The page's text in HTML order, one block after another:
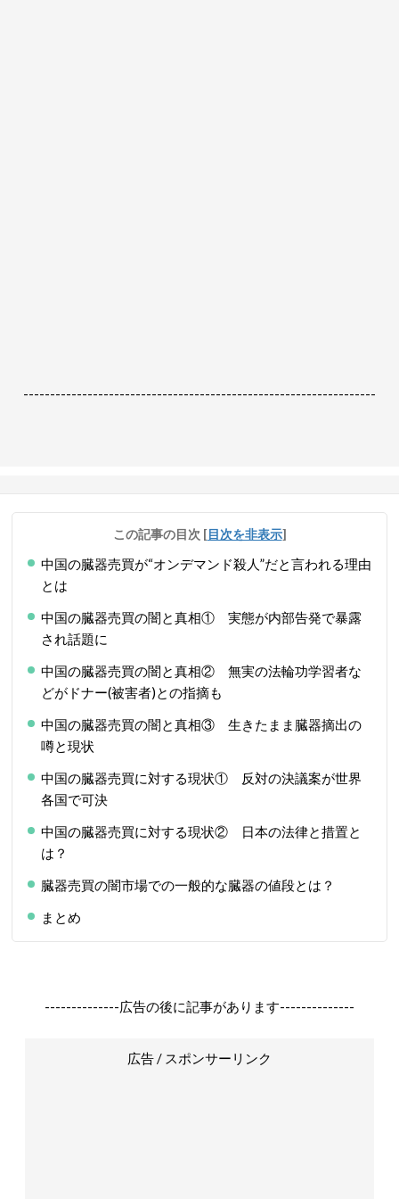
------------------------------------------------------------------
この記事の目次 [目次を非表示]
中国の臓器売買が“オンデマンド殺人”だと言われる理由
とは
中国の臓器売買の闇と真相① 実態が内部告発で暴露
され話題に
中国の臓器売買の闇と真相② 無実の法輪功学習者な
どがドナー(被害者)との指摘も
中国の臓器売買の闇と真相③ 生きたまま臓器摘出の
噂と現状
中国の臓器売買に対する現状① 反対の決議案が世界
各国で可決
中国の臓器売買に対する現状② 日本の法律と措置と
は？
臓器売買の闇市場での一般的な臓器の値段とは？
まとめ
--------------広告の後に記事があります--------------
広告 / スポンサーリンク